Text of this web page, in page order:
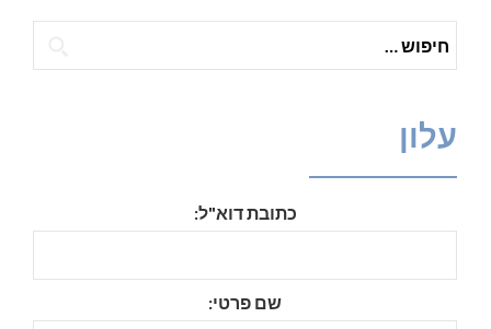
עלון
כתובת דוא"ל:
שם פרטי: